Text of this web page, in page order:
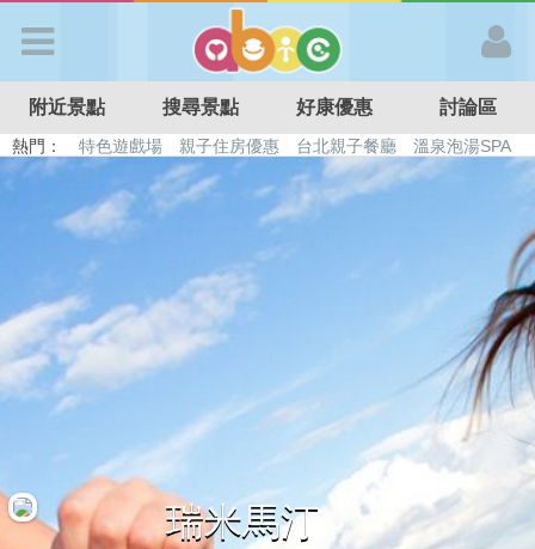
APP登入
首 頁
搜尋景點
好康優惠
最新留言
附近景點 搜尋景點 好康優惠 討論區
熱門： 特色遊戲場 親子住房優惠 台北親子餐廳
溫泉泡湯SPA
溜滑梯民宿
觀光工廠 日本親子景點
瑞米馬汀